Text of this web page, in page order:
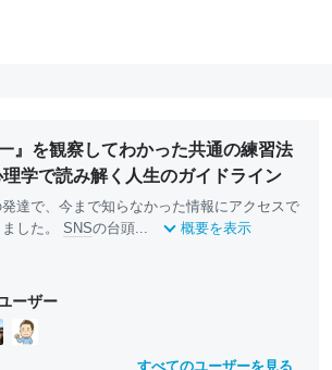
』を観察してわかった共通の練習法
学で読み解く人生のガイドライン
達で、今まで知らなかった情報にアクセスで
した。 SNSの台頭... 概要を表示
ーザー
すべてのユーザーを見る